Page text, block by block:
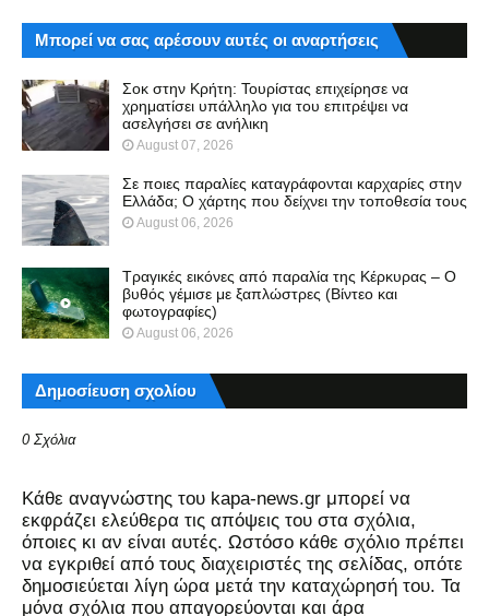
Μπορεί να σας αρέσουν αυτές οι αναρτήσεις
Σοκ στην Κρήτη: Τουρίστας επιχείρησε να
χρηματίσει υπάλληλο για του επιτρέψει να
ασελγήσει σε ανήλικη
August 07, 2026
Σε ποιες παραλίες καταγράφονται καρχαρίες στην
Ελλάδα; Ο χάρτης που δείχνει την τοποθεσία τους
August 06, 2026
Τραγικές εικόνες από παραλία της Κέρκυρας – Ο
βυθός γέμισε με ξαπλώστρες (Βίντεο και
φωτογραφίες)
August 06, 2026
Δημοσίευση σχολίου
0 Σχόλια
Kάθε αναγνώστης του kapa-news.gr μπορεί να
εκφράζει ελεύθερα τις απόψεις του στα σχόλια,
όποιες κι αν είναι αυτές. Ωστόσο κάθε σχόλιο πρέπει
να εγκριθεί από τους διαχειριστές της σελίδας, οπότε
δημοσιεύεται λίγη ώρα μετά την καταχώρησή του. Τα
μόνα σχόλια που απαγορεύονται και άρα